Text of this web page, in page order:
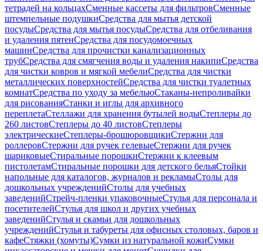
тетрадей на кольцахСменные кассеты для фильтровСменные
штемпельные подушкиСредства для мытья детской
посудыСредства для мытья посудыСредства для отбеливания
и удаления пятенСредства для посудомоечных
машинСредства для прочистки канализационных
трубСредства для смягчения воды и удаления накипиСредства
для чистки ковров и мягкой мебелиСредства для чистки
металлических поверхностейСредства для чистки туалетных
комнатСредства по уходу за мебельюСтаканы-непроливайки
для рисованияСтанки и иглы для архивного
переплетаСтеллажи для хранения бутылей водыСтеплеры до
260 листовСтеплеры до 40 листовСтеплеры
электрическиеСтеплеры-брошюровщикиСтержни для
роллеровСтержни для ручек гелевыеСтержни для ручек
шариковыеСтиральные порошкиСтержни к клеевым
пистолетамСтиральные порошки для детского бельяСтойки
напольные для каталогов, журналов и рекламыСтолы для
дошкольных учрежденийСтолы для учебных
заведенийСтрейч-пленки упаковочныеСтулья для персонала и
посетителейСтулья для школ и других учебных
заведенийСтулья и скамьи для дошкольных
учрежденийСтулья и табуреты для офисных столовых, баров и
кафеСтяжки (хомуты)Сумки из натуральной кожиСумки